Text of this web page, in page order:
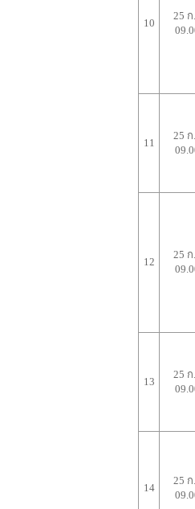
10
25 ก
11
25 ก
12
25 ก
13
25 ก
14
25 ก